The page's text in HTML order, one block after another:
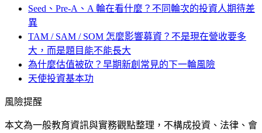
Seed、Pre-A、A 輪在看什麼？不同輪次的投資人期待差
異
TAM / SAM / SOM 怎麼影響募資？不是現在營收要多
大，而是題目能不能長大
為什麼估值被砍？早期新創常見的下一輪風險
天使投資基本功
風險提醒
本文為一般教育資訊與實務觀點整理，不構成投資、法律、會